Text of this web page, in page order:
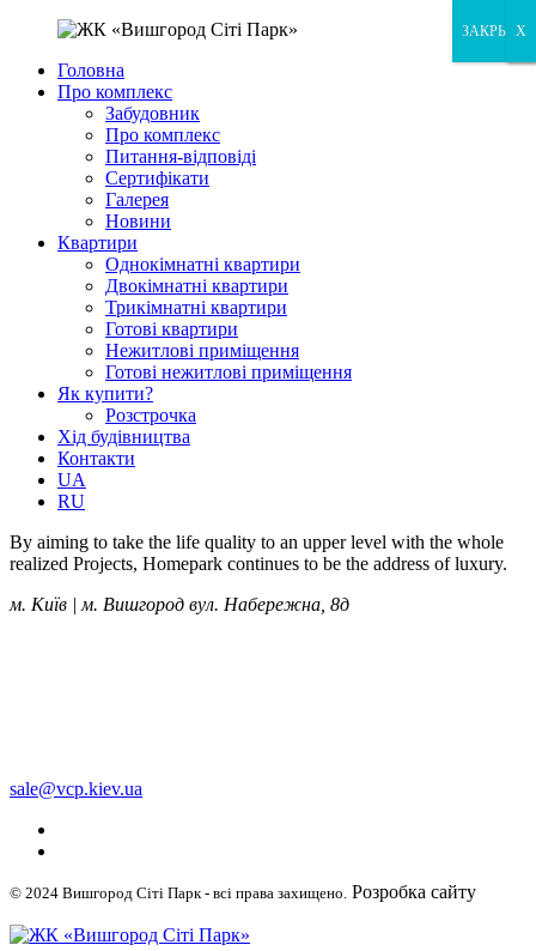
Головна
Про комплекс
Забудовник
Про комплекс
Питання-відповіді
Сертифікати
Галерея
Новини
Квартири
Однокімнатні квартири
Двокімнатні квартири
Трикімнатні квартири
Готові квартири
Нежитлові приміщення
Готові нежитлові приміщення
Як купити?
Розстрочка
Хід будівництва
Контакти
UA
RU
By aiming to take the life quality to an upper level with the whole
realized Projects, Homepark continues to be the address of luxury.
м. Київ | м. Вишгород вул. Набережна, 8д
sale@vcp.kiev.ua
© 2024 Вишгород Сіті Парк - всі права захищено. Розробка сайту
X
ЗАКРЫТЬ
X